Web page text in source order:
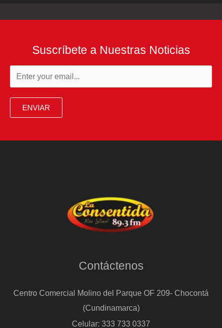
Suscríbete a Nuestras Noticias
ENVIAR
Contáctenos
Centro Comercial Molino del Parque OF 209- Chocontá
(Cundinamarca)
Celular: 333 733 0337